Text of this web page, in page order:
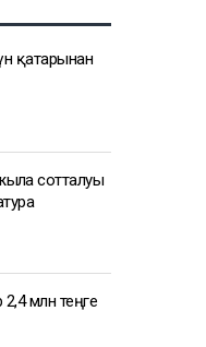
қатарынан
сотталуы
млн теңге